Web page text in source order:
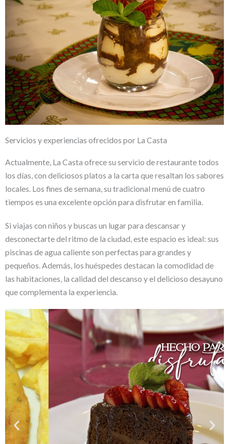
Servicios y experiencias ofrecidos por La Casta
Actualmente, La Casta ofrece su servicio de restaurante todos
los días, con deliciosos platos a la carta que resaltan los sabores
locales. Los fines de semana, su tradicional menú de cuatro
tiempos es una excelente opción para disfrutar en familia.
Si viajas con niños y buscas un lugar para descansar y
desconectarte del ritmo de la ciudad, este espacio es ideal: sus
piscinas de agua caliente son perfectas para grandes y
pequeños. Además, los huéspedes destacan la comodidad de
las habitaciones, la calidad del descanso y el delicioso desayuno
que complementa la experiencia.